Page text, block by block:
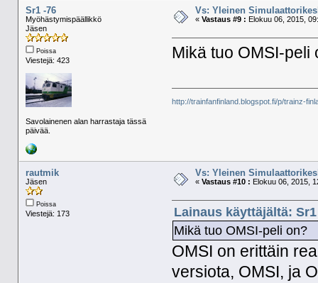
Sr1 -76
Myöhästymispäällikkö
Jäsen
Poissa
Viestejä: 423
Savolainenen alan harrastaja tässä
päivää.
Vs: Yleinen
« Vastaus #9 : Elokuu 06, 2015,
Mikä tuo OMSI-peli
http://trainfanfinland.blogspot.fi/p/trainz-
rautmik
Jäsen
Poissa
Viestejä: 173
Vs: Yleinen
« Vastaus #10 : Elokuu 06, 2015,
Lainaus käyttäjältä:
Mikä tuo OMSI-peli on?
OMSI on erittäin
versiota, OMSI, ja